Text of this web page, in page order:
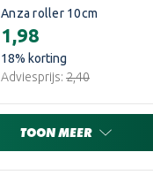
Anza roller 10cm
€1,98
18% korting
Adviesprijs: €2,40
TOON MEER